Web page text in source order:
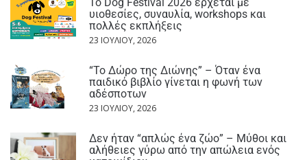
υιοθεσίες, συναυλία, workshops και
πολλές εκπλήξεις
23 ΙΟΥΛΊΟΥ, 2026
“Το Δώρο της Διώνης” – Όταν ένα
παιδικό βιβλίο γίνεται η φωνή των
αδέσποτων
23 ΙΟΥΛΊΟΥ, 2026
Δεν ήταν “απλώς ένα ζώο” – Μύθοι και
αλήθειες γύρω από την απώλεια ενός